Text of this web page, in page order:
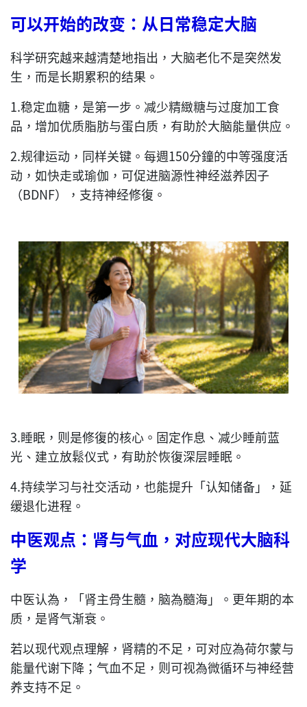
可以开始的改变：从日常稳定大脑
科学研究越来越清楚地指出，大脑老化不是突然发
生，而是长期累积的结果。
1.稳定血糖，是第一步。减少精緻糖与过度加工食
品，增加优质脂肪与蛋白质，有助於大脑能量供应。
2.规律运动，同样关键。每週150分鐘的中等强度活
动，如快走或瑜伽，可促进脑源性神经滋养因子
（BDNF），支持神经修復。
3.睡眠，则是修復的核心。固定作息、减少睡前蓝
光、建立放鬆仪式，有助於恢復深层睡眠。
4.持续学习与社交活动，也能提升「认知储备」，延
缓退化进程。
中医观点：肾与气血，对应现代大脑科
学
中医认為，「肾主骨生髓，脑為髓海」。更年期的本
质，是肾气渐衰。
若以现代观点理解，肾精的不足，可对应為荷尔蒙与
能量代谢下降；气血不足，则可视為微循环与神经营
养支持不足。